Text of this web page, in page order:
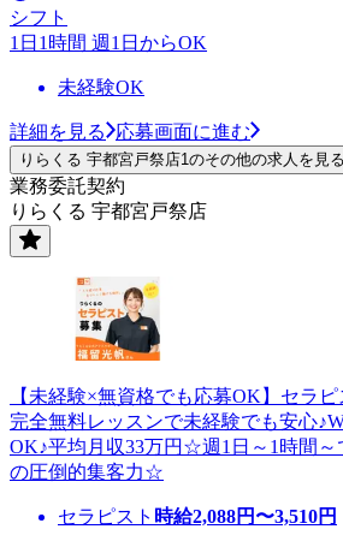
シフト
1日1時間 週1日からOK
未経験OK
詳細を見る 応募画面に進む
りらくる 宇都宮戸祭店1のその他の求人を見る
業務委託契約
りらくる 宇都宮戸祭店
【未経験×無資格でも応募OK】セラ
完全無料レッスンで未経験でも安心
OK♪平均月収33万円☆週1日～1時間～
の圧倒的集客力☆
セラピスト 時給2,088円〜3,510円